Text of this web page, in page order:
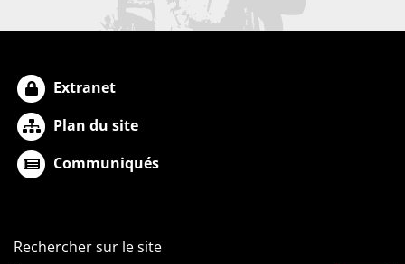
Extranet
Plan du site
Communiqués
Rechercher sur le site